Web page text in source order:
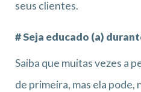
seus clientes.
# Seja educado (a)
Saiba que muitas vezes a
de primeira, mas ela